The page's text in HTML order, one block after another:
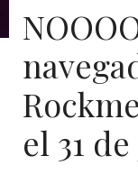
el 31